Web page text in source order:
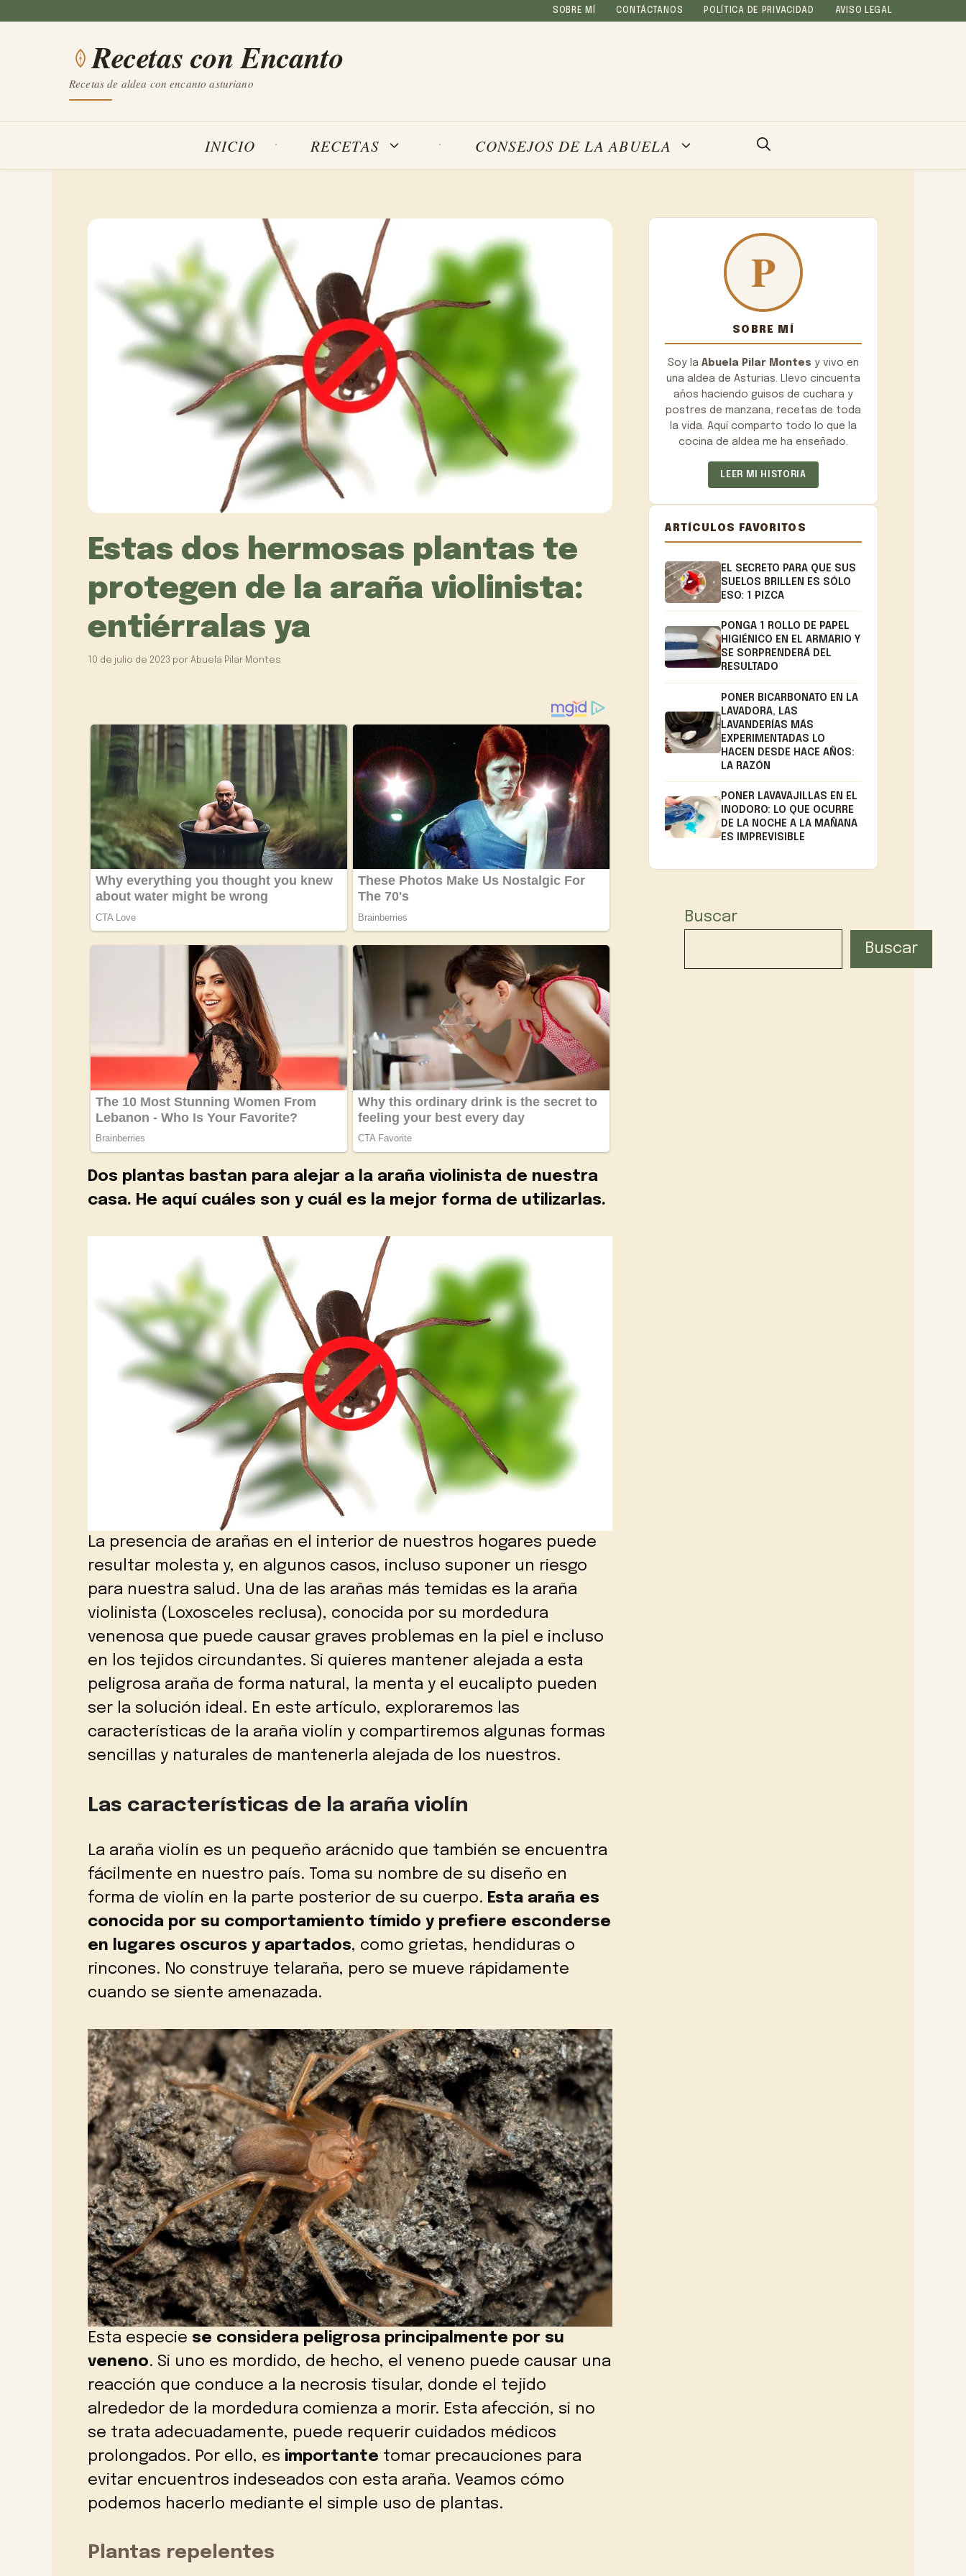
contenido
SOBRE MÍ CONTÁCTANOS POLÍTICA DE PRIVACIDAD AVISO LEGAL
Recetas con Encanto
Recetas de aldea con encanto asturiano
INICIO RECETAS CONSEJOS DE LA ABUELA
Estas dos hermosas plantas te
protegen de la araña violinista:
entiérralas ya
10 de julio de 2023 por Abuela Pilar Montes
Dos plantas bastan para alejar a la araña violinista de nuestra
casa. He aquí cuáles son y cuál es la mejor forma de utilizarlas.
La presencia de arañas en el interior de nuestros hogares puede
resultar molesta y, en algunos casos, incluso suponer un riesgo
para nuestra salud. Una de las arañas más temidas es la araña
violinista (Loxosceles reclusa), conocida por su mordedura
venenosa que puede causar graves problemas en la piel e incluso
en los tejidos circundantes. Si quieres mantener alejada a esta
peligrosa araña de forma natural, la menta y el eucalipto pueden
ser la solución ideal. En este artículo, exploraremos las
características de la araña violín y compartiremos algunas formas
sencillas y naturales de mantenerla alejada de los nuestros.
Las características de la araña violín
La araña violín es un pequeño arácnido que también se encuentra
fácilmente en nuestro país. Toma su nombre de su diseño en
forma de violín en la parte posterior de su cuerpo. Esta araña es
conocida por su comportamiento tímido y prefiere esconderse
en lugares oscuros y apartados, como grietas, hendiduras o
rincones. No construye telaraña, pero se mueve rápidamente
cuando se siente amenazada.
Esta especie se considera peligrosa principalmente por su
veneno. Si uno es mordido, de hecho, el veneno puede causar una
reacción que conduce a la necrosis tisular, donde el tejido
alrededor de la mordedura comienza a morir. Esta afección, si no
se trata adecuadamente, puede requerir cuidados médicos
prolongados. Por ello, es importante tomar precauciones para
evitar encuentros indeseados con esta araña. Veamos cómo
podemos hacerlo mediante el simple uso de plantas.
Plantas repelentes
SOBRE MÍ
Soy la Abuela Pilar Montes y vivo en
una aldea de Asturias. Llevo cincuenta
años haciendo guisos de cuchara y
postres de manzana, recetas de toda
la vida. Aquí comparto todo lo que la
cocina de aldea me ha enseñado.
LEER MI HISTORIA
ARTÍCULOS FAVORITOS
EL SECRETO PARA QUE SUS
SUELOS BRILLEN ES SÓLO
ESO: 1 PIZCA
PONGA 1 ROLLO DE PAPEL
HIGIÉNICO EN EL ARMARIO Y
SE SORPRENDERÁ DEL
RESULTADO
PONER BICARBONATO EN LA
LAVADORA, LAS
LAVANDERÍAS MÁS
EXPERIMENTADAS LO
HACEN DESDE HACE AÑOS:
LA RAZÓN
PONER LAVAVAJILLAS EN EL
INODORO: LO QUE OCURRE
DE LA NOCHE A LA MAÑANA
ES IMPREVISIBLE
Buscar
Buscar